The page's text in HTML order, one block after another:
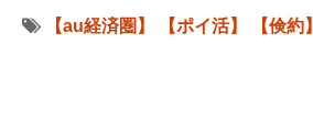
【au経済圏】 【ポイ活】 【倹約】